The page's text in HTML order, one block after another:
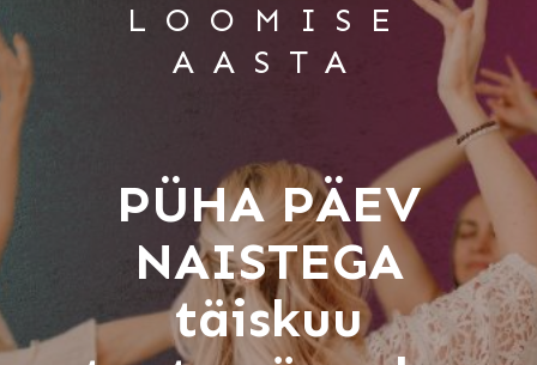
LOOMISE
AASTA
PÜHA PÄEV
NAISTEGA
täiskuu